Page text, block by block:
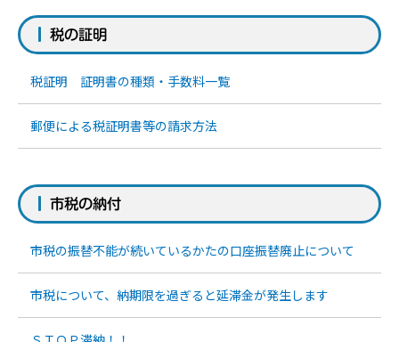
税の証明
税証明 証明書の種類・手数料一覧
郵便による税証明書等の請求方法
市税の納付
市税の振替不能が続いているかたの口座振替廃止について
市税について、納期限を過ぎると延滞金が発生します